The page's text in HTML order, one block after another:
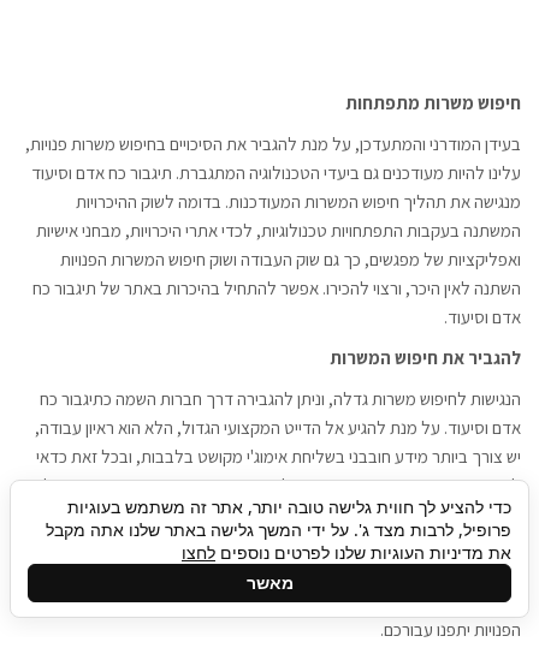
חיפוש משרות מתפתחות
בעידן המודרני והמתעדכן, על מנת להגביר את הסיכויים בחיפוש משרות פנויות,
עלינו להיות מעודכנים גם ביעדי הטכנולוגיה המתגברת. תיגבור כח אדם וסיעוד
מנגישה את תהליך חיפוש המשרות המעודכנות. בדומה לשוק ההיכרויות
המשתנה בעקבות התפתחויות טכנולוגיות, לכדי אתרי היכרויות, מבחני אישיות
ואפליקציות של מפגשים, כך גם שוק העבודה ושוק חיפוש המשרות הפנויות
השתנה לאין היכר, ורצוי להכירו. אפשר להתחיל בהיכרות באתר של תיגבור כח
אדם וסיעוד.
להגביר את חיפוש המשרות
הנגישות לחיפוש משרות גדלה, וניתן להגבירה דרך חברות השמה כתיגבור כח
אדם וסיעוד. על מנת להגיע אל הדייט המקצועי הגדול, הלא הוא ראיון עבודה,
יש צורך ביותר מידע חובבני בשליחת אימוג'י מקושט בלבבות, ובכל זאת כדאי
להגיע בגישה שתמשוך את תשומת הלב וגם כאן תיגבור כח אדם וסיעוד תוכל
להועיל. כדאי להתאזר בסבלנות בתהליך חיפוש משרות בעידן המסרים
המידיים, ולזכור שלמציעי המשרות כבר יש עבודה, והם לא תמיד מתפנים אל
קורות החיים שלכם באותו רגע בו התחלתם בתהליך חיפוש המשרות. כדאי
לפתח קצת סבלנות, אולי תפתחו בינתיים כמה אפליקציות, עד שהמשרות
הפנויות יתפנו עבורכם.
גלילה
לראש
כדי להציע לך חווית גלישה טובה יותר, אתר זה משתמש בעוגיות
פרופיל, לרבות מצד ג'. על ידי המשך גלישה באתר שלנו אתה מקבל
את מדיניות העוגיות שלנו לפרטים נוספים לחצו
מאשר